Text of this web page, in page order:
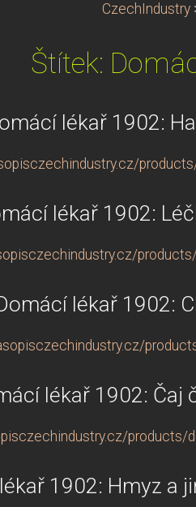
CzechIndustry
Štítek:
lékař 1902:
lékař 1902:
lékař 1902:
lékař 1902: Čaj
products/
1902: Hmyz a